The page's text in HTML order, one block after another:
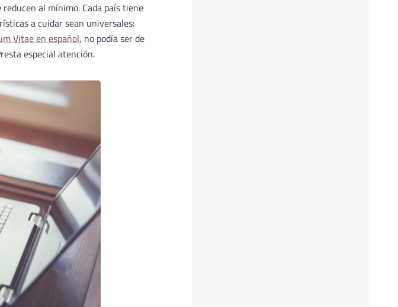
al mínimo. Cada país tiene
a cuidar sean universales:
Vitae en español, no podía ser de
especial atención.